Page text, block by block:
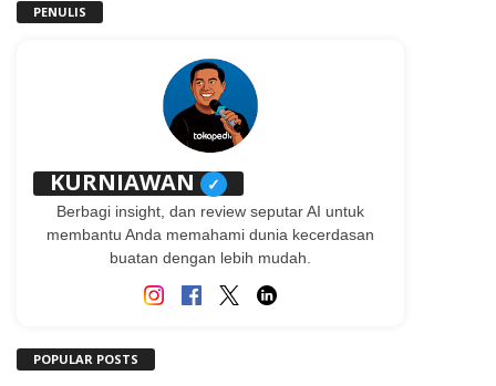
PENULIS
KURNIAWAN ✓
Berbagi insight, dan review seputar AI untuk
membantu Anda memahami dunia kecerdasan
buatan dengan lebih mudah.
POPULAR POSTS